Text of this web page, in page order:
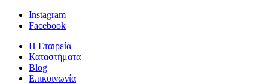
Instagram
Facebook
Η Εταιρεία
Καταστήματα
Blog
Επικοινωνία